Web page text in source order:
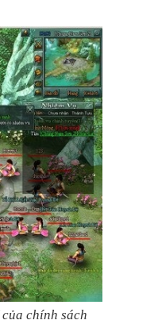
chính sách